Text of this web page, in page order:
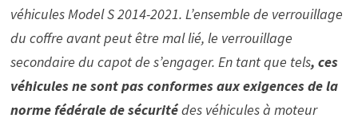
véhicules Model S 2014-2021. L’ensemble de verrouillage
du coffre avant peut être mal lié, le verrouillage
secondaire du capot de s’engager. En tant que tels, ces
véhicules ne sont pas conformes aux exigences de la
norme fédérale de sécuritédes véhicules à moteur